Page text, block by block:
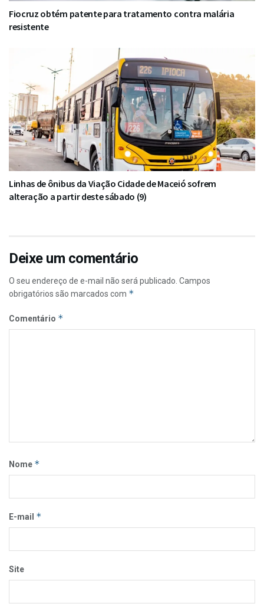
Fiocruz obtém patente para tratamento contra malária
resistente
Linhas de ônibus da Viação Cidade de Maceió sofrem
alteração a partir deste sábado (9)
Deixe um comentário
O seu endereço de e-mail não será publicado. Campos
obrigatórios são marcados com *
Comentário *
Nome *
E-mail *
Site